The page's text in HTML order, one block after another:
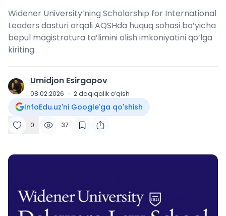
Widener University’ning Scholarship for International
Leaders dasturi orqali AQSHda huquq sohasi bo’yicha
bepul magistratura ta’limini olish imkoniyatini qo’lga
kiriting.
U Umidjon Esirgapov
08.02.2026 · 2 daqiqalik o‘qish
InfoEdu.uz'ni Google'ga qo'shish
0 37